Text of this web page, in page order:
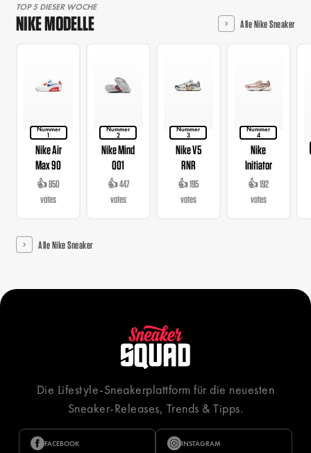
TOP 5 DIESER WOCHE
NIKE MODELLE Alle Nike Sneaker
Nummer
1
Nike Air
Max 90
👍 850
votes
Nummer
2
Nike Mind
001
👍 447
votes
Nummer
3
Nike V5
RNR
👍 195
votes
Nummer
4
Nike
Initiator
👍 192
votes
Alle Nike Sneaker
Die Lifestyle-Sneakerplattform für die neuesten
Sneaker-Releases, Trends & Tipps.
FACEBOOK INSTAGRAM